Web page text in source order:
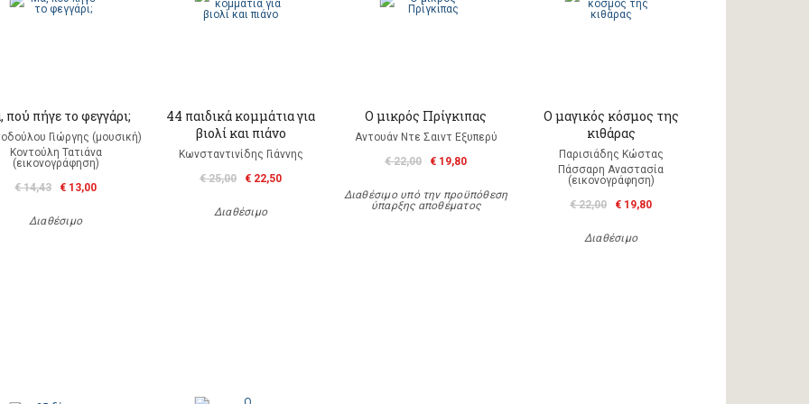
πού πήγε το φεγγάρι;
Γιώργης (μουσική)
Κοντούλη Τατιάνα
(εικονογράφηση)
€ 14,43
€ 13,00
Διαθέσιμο
44 παιδικά κομμάτια για
βιολί και πιάνο
Κωνσταντινίδης Γιάννης
€ 25,00
€ 22,50
Διαθέσιμο
Ο μικρός Πρίγκιπας
Αντουάν Ντε Σαιντ Εξυπερύ
€ 22,00
€ 19,80
Διαθέσιμο υπό την προϋπόθεση
ύπαρξης αποθέματος
Ο μαγικός κόσμος της
κιθάρας
Παρισιάδης Κώστας
Πάσσαρη Αναστασία
(εικονογράφηση)
€ 22,00
€ 19,80
Διαθέσιμο